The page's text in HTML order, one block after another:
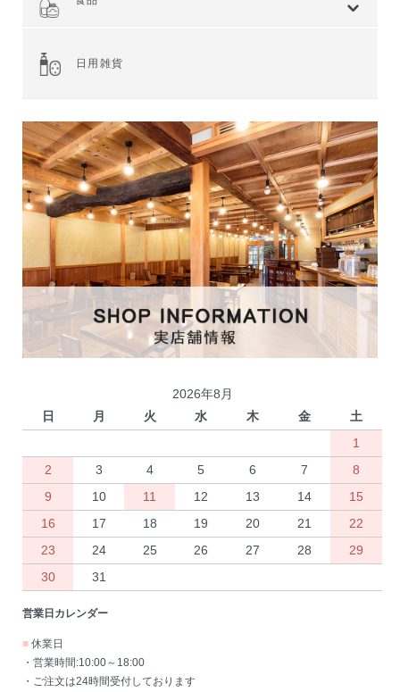
日用雑貨
2026年8月
日
月 火 水 木 金
土
1
2
3 4 5 6 7
8
9
10 11 12 13 14
15
16
17 18 19 20 21
22
23
24 25 26 27 28
29
30
31
営業日カレンダー
■ 休業日
・営業時間:10:00～18:00
・ご注文は24時間受付しております